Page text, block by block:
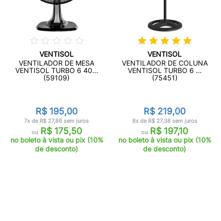
VENTISOL
VENTILADOR DE MESA
VENTISOL TURBO 6 40...
(59109)
R$ 195,00
7x de R$ 27,86 sem juros
ouR$ 175,50
no boleto à vista ou pix (10%
de desconto)
VENTISOL
VENTILADOR DE COLUNA
VENTISOL TURBO 6 ...
(75451)
R$ 219,00
8x de R$ 27,38 sem juros
ou R$ 197,10
no boleto à vista ou pix (10%
de desconto)